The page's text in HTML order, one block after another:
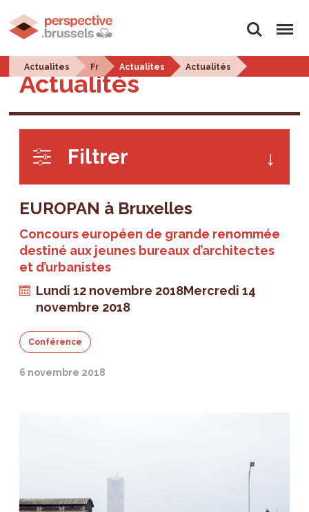
Rechercher
Menu
Actualites Fr Actualites Actualités
Actualités
Filtrer
EUROPAN à Bruxelles
Concours européen de grande renommée
destiné aux jeunes bureaux d’architectes
et d’urbanistes
Lundi 12 novembre 2018Mercredi 14
novembre 2018
Conférence
6 novembre 2018